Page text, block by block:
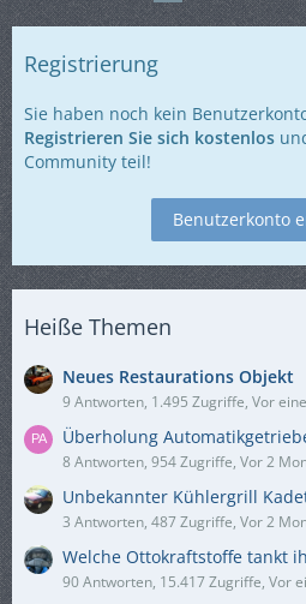
Registrierung
Sie haben noch kein
Registrieren Sie sich kostenlos
Community teil!
Benutzerkonto
Heiße Themen
Neues Restaurations Objekt
9 Antworten, 1.495 Zugriffe, Vor
Überholung
8 Antworten, 954 Zugriffe, Vor 2
Unbekannter Kühlergrill
3 Antworten, 487 Zugriffe, Vor 2
Welche Ottokraftstoffe tankt
90 Antworten, 15.417 Zugriffe, Vor